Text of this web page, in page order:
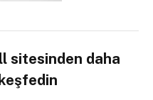
sitesinden daha